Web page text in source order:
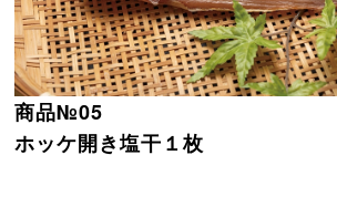
商品№05
ホッケ開き塩干１枚